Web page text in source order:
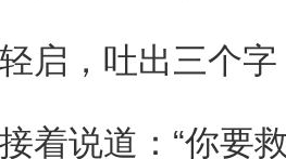
，吐出三个字
说道：“你要救